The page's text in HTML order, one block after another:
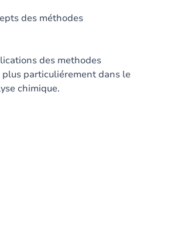
des méthodes
des methodes
particuliérement dans le
chimique.